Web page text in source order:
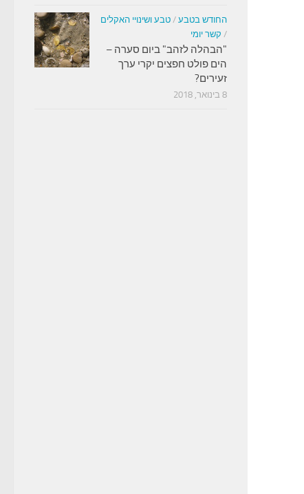
החודש בטבע / טבע ושינויי האקלים
/ קשר יומי
"הבהלה לזהב" ביום סערה –
הים פולט חפצים יקרי ערך
זעירים?
8 בינואר, 2018